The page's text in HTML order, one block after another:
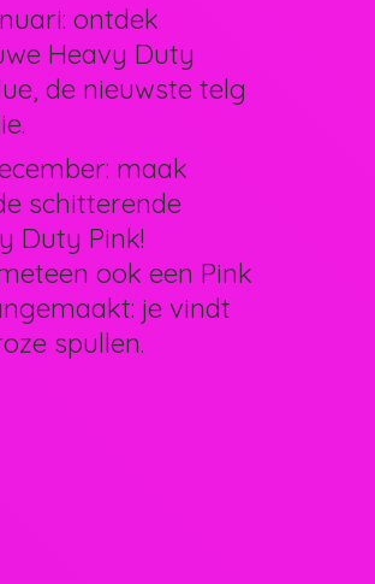
ontdek
Heavy Duty
de nieuwste telg
maak
schitterende
Duty Pink!
ook een Pink
je vindt
spullen.